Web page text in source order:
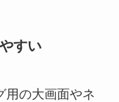
すい
用の大画面やネ